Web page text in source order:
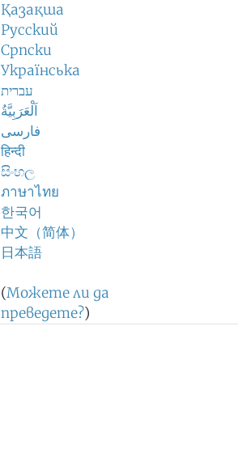
Қазақша
Русский
Српски
Українська
עברית
اَلْعَرَبِيَّةُ
فارسی
हिन्दी
සිංහල
ภาษาไทย
한국어
中文（简体）
日本語
(Можете ли да
преведете?)